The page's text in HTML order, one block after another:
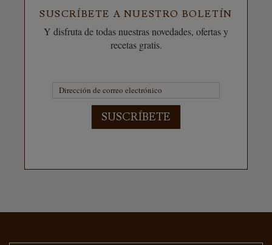
SUSCRÍBETE A NUESTRO BOLETÍN
Y disfruta de todas nuestras novedades, ofertas y
recetas gratis.
SUSCRÍBETE